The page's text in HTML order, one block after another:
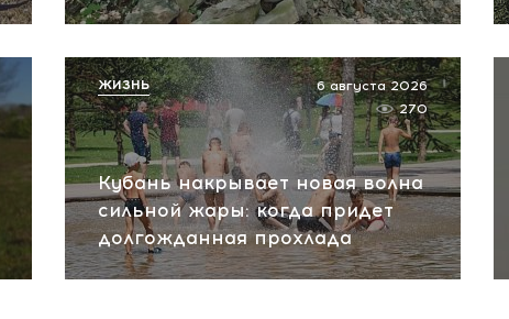
Кубань накрывает новая волна
сильной жары: когда придет
долгожданная прохлада
6 августа 2026
270
ЖИЗНЬ